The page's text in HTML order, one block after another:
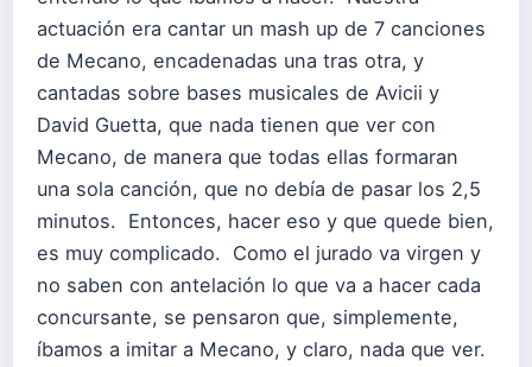
actuación era cantar un mash up de 7 canciones
de Mecano, encadenadas una tras otra, y
cantadas sobre bases musicales de Avicii y
David Guetta, que nada tienen que ver con
Mecano, de manera que todas ellas formaran
una sola canción, que no debía de pasar los 2,5
minutos. Entonces, hacer eso y que quede bien,
es muy complicado. Como el jurado va virgen y
no saben con antelación lo que va a hacer cada
concursante, se pensaron que, simplemente,
íbamos a imitar a Mecano, y claro, nada que ver.